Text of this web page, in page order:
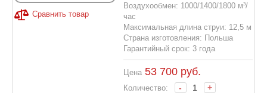
Сравнить товар
Воздухообмен: 1000/1400/1800 м³/
час
Максимальная длина струи: 12,5 м
Страна изготовления: Польша
Гарантийный срок: 3 года
Цена 53 700руб.
Количество: - +